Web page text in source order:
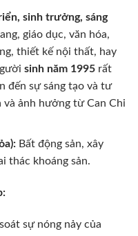
sinh trưởng, sáng
giáo dục, văn hóa,
thiết kế nội thất, hay
sinh năm 1995rất
đến sự sáng tạo và tư
ảnh hưởng từ Can Chi
Bất động sản, xây
thác khoáng sản.
sự nóng nảy của